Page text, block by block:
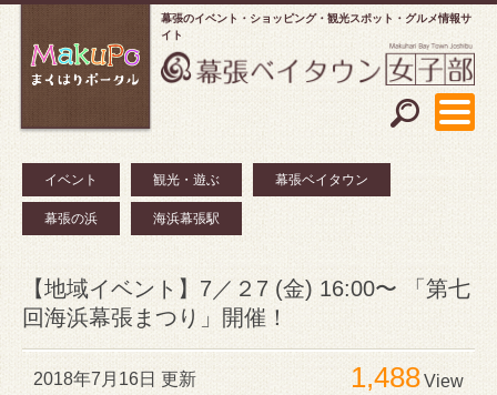
幕張のイベント・ショッピング
観光スポット・グルメ情報サ
イト
イベント 観光・遊ぶ 幕張ベイタウン
幕張の浜 海浜幕張駅
【地域イベント】7／２7 (金) 16:00〜 「第七
回海浜幕張まつり」開催！
2018年7月16日 更新 1,488View